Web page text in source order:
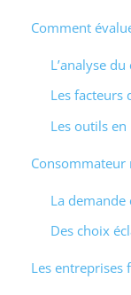
Comment
L’analyse du
Les facteurs
Les outils en
Consommateur
La demande
Des choix
Les entreprises